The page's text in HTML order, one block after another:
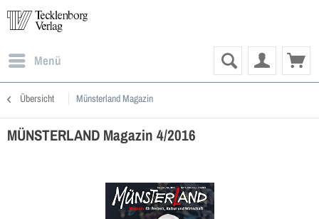
Menü
Übersicht Münsterland Magazin
MÜNSTERLAND Magazin 4/2016